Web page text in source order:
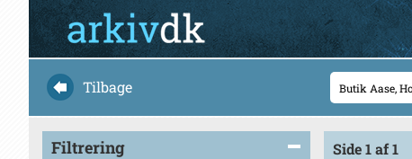
Tilbage
Filtrering Side 1 af 1